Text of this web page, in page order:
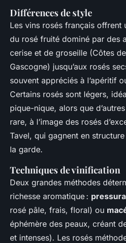
Différences de style
Les vins rosés français offrent
du rosé fruité dominé par des
cerise et de groseille (Côtes
Gascogne) jusqu’aux rosés
souvent appréciés à l’apéritif
Certains rosés sont légers,
pique-nique, alors que
rare, à l’image des rosés
Tavel, qui gagnent en
la garde.
Techniques de vinification
Deux grandes méthodes
richesse aromatique :
rosé pâle, frais, floral) ou
éphémère des peaux, créant
et intenses). Les rosés